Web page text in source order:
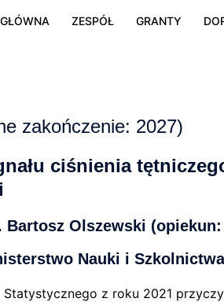
ZESPÓŁ GRANTY
zakończenie: 2027)
ciśnienia
Olszewski
Nauki i Szkolnictwa
Statystycznego z roku 2021